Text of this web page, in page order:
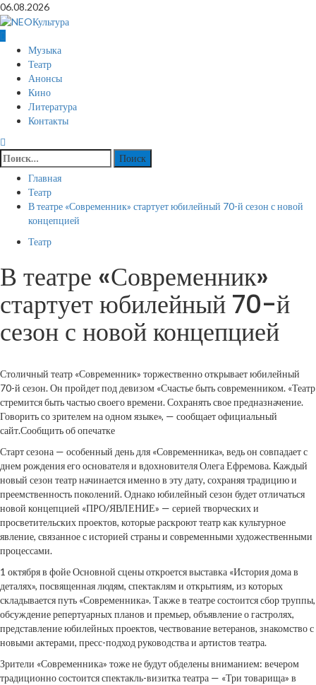
Перейти
к
содержимому
06.08.2026
Основное
меню
Музыка
Театр
Анонсы
Кино
Литература
Контакты
Найти:
Главная
Театр
В театре «Современник» стартует юбилейный 70-й сезон с новой
концепцией
Театр
В театре «Современник»
стартует юбилейный 70-й
сезон с новой концепцией
Столичный театр «Современник» торжественно открывает юбилейный
70-й сезон. Он пройдет под девизом «Счастье быть современником. «Театр
стремится быть частью своего времени. Сохранять свое предназначение.
Говорить со зрителем на одном языке», — сообщает официальный
сайт.Сообщить об опечатке
Старт сезона — особенный день для «Современника», ведь он совпадает с
днем рождения его основателя и вдохновителя Олега Ефремова. Каждый
новый сезон театр начинается именно в эту дату, сохраняя традицию и
преемственность поколений. Однако юбилейный сезон будет отличаться
новой концепцией «ПРО/ЯВЛЕНИЕ» — серией творческих и
просветительских проектов, которые раскроют театр как культурное
явление, связанное с историей страны и современными художественными
процессами.
1 октября в фойе Основной сцены откроется выставка «История дома в
деталях», посвященная людям, спектаклям и открытиям, из которых
складывается путь «Современника». Также в театре состоится сбор труппы,
обсуждение репертуарных планов и премьер, объявление о гастролях,
представление юбилейных проектов, чествование ветеранов, знакомство с
новыми актерами, пресс-подход руководства и артистов театра.
Зрители «Современника» тоже не будут обделены вниманием: вечером
традиционно состоится спектакль-визитка театра — «Три товарища» в